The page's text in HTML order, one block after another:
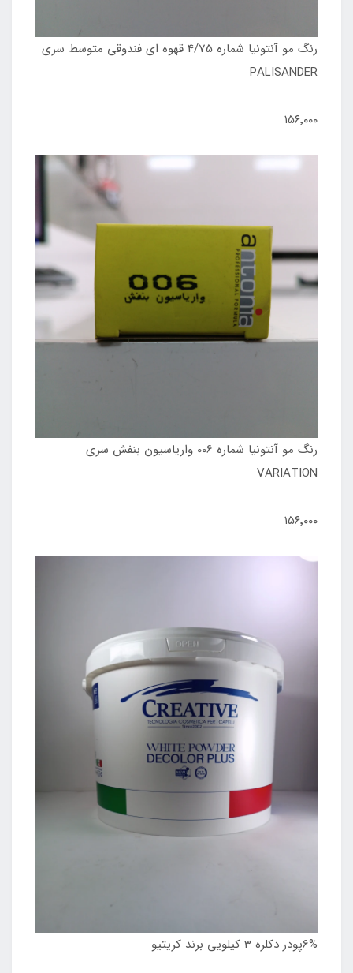
رنگ مو آنتونیا شماره 4/75 قهوه ای فندوقی متوسط سری
PALISANDER
۱۵۶٬۰۰۰
رنگ مو آنتونیا شماره 006 واریاسیون بنفش سری
VARIATION
۱۵۶٬۰۰۰
6%پودر دکلره 3 کیلویی برند کریتیو